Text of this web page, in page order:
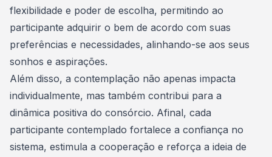
flexibilidade e poder de escolha, permitindo ao
participante adquirir o bem de acordo com suas
preferências e necessidades, alinhando-se aos seus
sonhos e aspirações.
Além disso, a contemplação não apenas impacta
individualmente, mas também contribui para a
dinâmica positiva do consórcio. Afinal, cada
participante contemplado fortalece a confiança no
sistema, estimula a cooperação e reforça a ideia de